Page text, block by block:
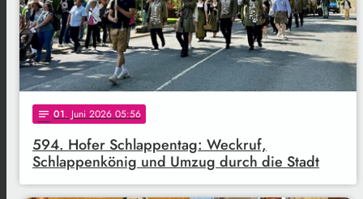
notes 01. Juni 2026 05:56
594. Hofer Schlappentag: Weckruf,
Schlappenkönig und Umzug durch die Stadt